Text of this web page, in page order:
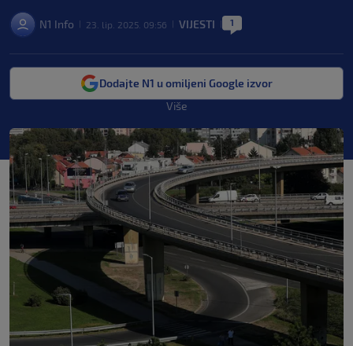
N1 Info 23. lip. 2025. 09:56 VIJESTI 1
Dodajte N1 u omiljeni Google izvor
Više